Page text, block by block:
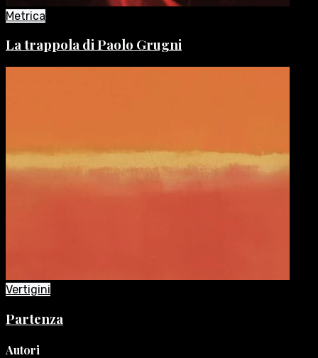
Metrica
La trappola di Paolo Grugni
Vertigini
Partenza
Autori